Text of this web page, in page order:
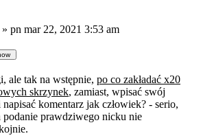
» pn mar 22, 2021 3:53 am
ale tak na wstępnie, po co zakładać x20
skrzynek, zamiast, wpisać swój
komentarz jak człowiek? - serio,
podanie prawdziwego nicku nie